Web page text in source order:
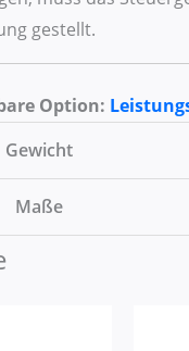
gestellt.
Option:
Gewicht
Maße